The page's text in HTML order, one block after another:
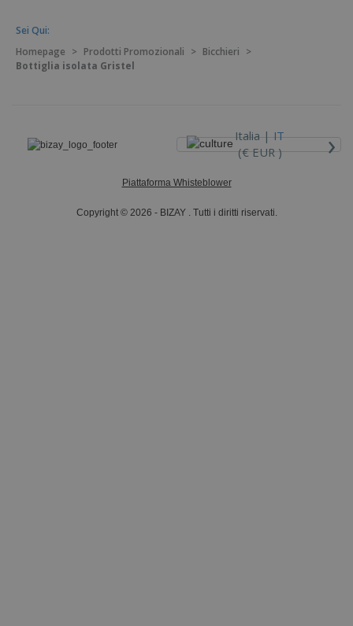
Sei Qui:
Homepage > Prodotti Promozionali > Bicchieri >
Bottiglia isolata Gristel
Italia |IT
(€ EUR )
›
Piattaforma Whisteblower
Copyright © 2026 - BIZAY . Tutti i diritti riservati.